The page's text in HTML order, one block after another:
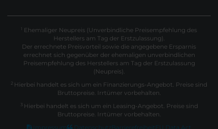
1 Ehemaliger Neupreis (Unverbindliche Preisempfehlung des
Herstellers am Tag der Erstzulassung).
Der errechnete Preisvorteil sowie die angegebene Ersparnis
errechnet sich gegenüber der ehemaligen unverbindlichen
Preisempfehlung des Herstellers am Tag der Erstzulassung
(Neupreis).
2 Hierbei handelt es sich um ein Finanzierungs-Angebot. Preise sind
Bruttopreise. Irrtümer vorbehalten.
3 Hierbei handelt es sich um ein Leasing-Angebot. Preise sind
Bruttopreise. Irrtümer vorbehalten.
Impressum
Datenschutz Barrierefreiheit EU Data Act